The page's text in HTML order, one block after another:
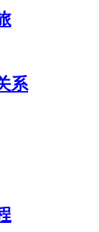
系